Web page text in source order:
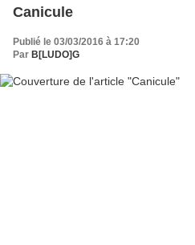
Canicule
Publié le 03/03/2016 à 17:20
Par B[LUDO]G